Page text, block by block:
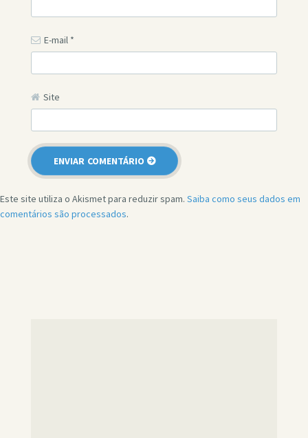
E-mail *
Site
Este site utiliza o Akismet para reduzir spam. Saiba como seus dados em
comentários são processados.